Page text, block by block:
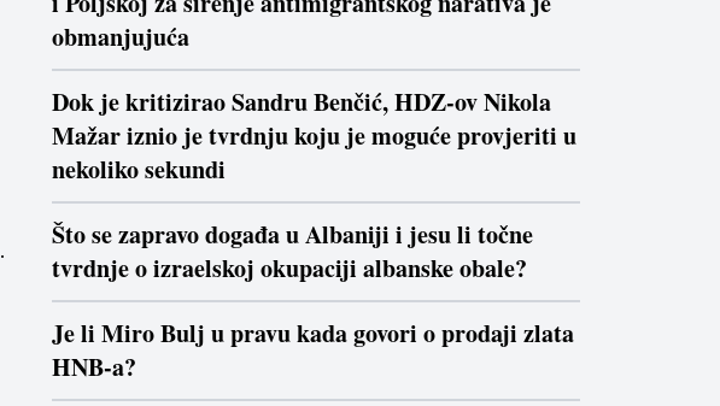
.
obmanjujuća
Dok je kritizirao Sandru Benčić, HDZ-ov Nikola
Mažar iznio je tvrdnju koju je moguće provjeriti u
nekoliko sekundi
Što se zapravo događa u Albaniji i jesu li točne
tvrdnje o izraelskoj okupaciji albanske obale?
Je li Miro Bulj u pravu kada govori o prodaji zlata
HNB-a?